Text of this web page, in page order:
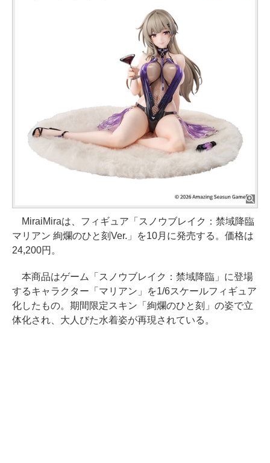
MiraiMiraは、フィギュア「スノウブレイク：禁域降臨
マリアン 絢爛のひと刻Ver.」を10月に発売する。価格は
24,200円。
本商品はゲーム「スノウブレイク：禁域降臨」に登場
するキャラクター「マリアン」を1/6スケールフィギュア
化したもの。期間限定スキン「絢爛のひと刻」の姿で立
体化され、大人びた水着姿が再現されている。